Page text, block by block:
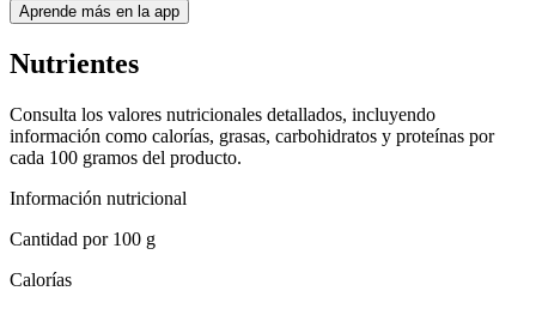
Aprende más en la app
Nutrientes
Consulta los valores nutricionales detallados, incluyendo
información como calorías, grasas, carbohidratos y proteínas por
cada 100 gramos del producto.
Información nutricional
Cantidad por100 g
Calorías